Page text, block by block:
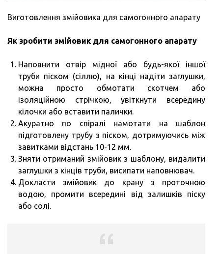
Виготовлення змійовика для самогонного апарату
Як зробити змійовик для самогонного апарату
Наповнити отвір мідної або будь-якої іншої
труби піском (сіллю), на кінці надіти заглушки,
можна просто обмотати скотчем або
ізоляційною стрічкою, увіткнути всередину
кілочки або вставити палички.
Акуратно по спіралі намотати на шаблон
підготовлену трубу з піском, дотримуючись між
завитками відстань 10-12 мм.
Зняти отриманий змійовик з шаблону, видалити
заглушки з кінців труби, висипати наповнювач.
Докласти змійовик до крану з проточною
водою, промити всередині від залишків піску
або солі.